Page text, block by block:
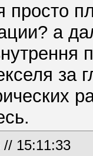
просто
а
за
// 15:11:33